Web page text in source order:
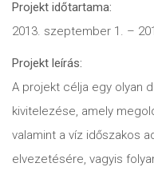
Projekt időtartama:
2013. szeptember 1. –
Projekt leírás:
A projekt célja egy olyan
kivitelezése, amely
valamint a víz időszakos
elvezetésére, vagyis